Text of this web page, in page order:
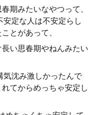
期みたいなやつって、
定な人は不安定らし
とがあって、
い思春期やねんみたい
沈み激しかったんで
てからめっちゃ安定し